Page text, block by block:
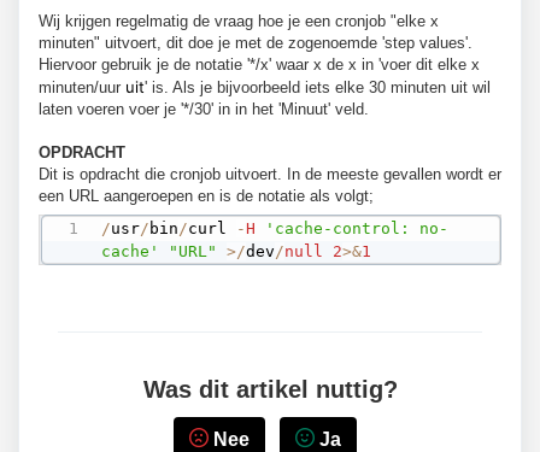
Wij krijgen regelmatig de vraag hoe je een cronjob "elke x
minuten" uitvoert, dit doe je met de zogenoemde 'step values'.
Hiervoor gebruik je de notatie '*/x' waar x de x in 'voer dit elke x
minuten/uur uit' is. Als je bijvoorbeeld iets elke 30 minuten uit wil
laten voeren voer je '*/30' in in het 'Minuut' veld.
OPDRACHT
Dit is opdracht die cronjob uitvoert. In de meeste gevallen wordt er
een URL aangeroepen en is de notatie als volgt;
/usr/ bin/curl -H
'cache-control: no-
cache'
"URL" >/dev/null 2>&1
Was dit artikel nuttig?
Nee Ja